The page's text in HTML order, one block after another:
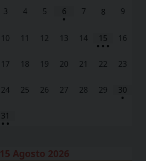
3 4 5 6
•
7 8 9
10 11 12 13 14 15
• • •
16
17 18 19 20 21 22 23
24 25 26 27 28 29 30
•
31
• •
15 Agosto 2026